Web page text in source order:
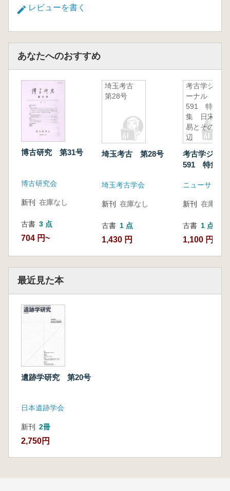
レビューを書く
あなたへのおすすめ
博古研究 第31号
博古研究会
新刊 在庫なし
古書 3 点
704 円~
埼玉考古
第28号
埼玉考古 第28号
埼玉考古学会
新刊 在庫なし
古書 1 点
1,430 円
考古学ジャ
ーナル
591 特
集 日宋貿
易とその周
辺
考古学ジャ
591 特集
ニューサイエ
新刊 在庫なし
古書 1 点
1,100 円
最近見た本
遺跡学研究 第20号
日本遺跡学会
新刊 2冊
2,750円